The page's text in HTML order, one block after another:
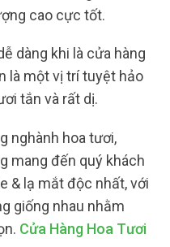
cao cực tốt.
dàng khi là cửa hàng
là một vị trí tuyệt hảo
tắn và rất dị.
nghành hoa tươi,
mang đến quý khách
& lạ mắt độc nhất, với
giống nhau nhằm
Cửa Hàng Hoa Tươi